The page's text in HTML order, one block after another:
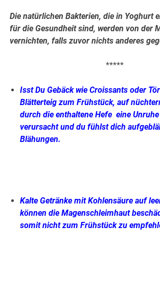
Die natürlichen Bakterien, die in Yoghurt
für die Gesundheit sind, werden von der
vernichten, falls zuvor nichts anderes
*****
Isst Du Gebäck wie Croissants oder
Blätterteig zum Frühstück, auf
durch die enthaltene Hefe eine
verursacht und du fühlst dich
Blähungen.
Kalte Getränke mit Kohlensäure auf
können die Magenschleimhaut
somit nicht zum Frühstück zu